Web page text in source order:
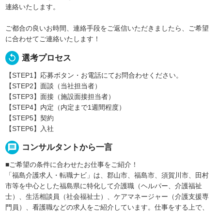
連絡いたします。
ご都合の良いお時間、連絡手段をご返信いただきましたら、ご希望
に合わせてご連絡いたします！
replay 選考プロセス
【STEP1】応募ボタン・お電話にてお問合わせください。
【STEP2】面談（当社担当者）
【STEP3】面接（施設面接担当者）
【STEP4】内定（内定まで1週間程度）
【STEP5】契約
【STEP6】入社
message コンサルタントから一言
■ご希望の条件に合わせたお仕事をご紹介！
「福島介護求人・転職ナビ」は、郡山市、福島市、須賀川市、田村
市等を中心とした福島県に特化して介護職（ヘルパー、介護福祉
士）、生活相談員（社会福祉士）、ケアマネージャー（介護支援専
門員）、看護職などの求人をご紹介しています。仕事をする上で、